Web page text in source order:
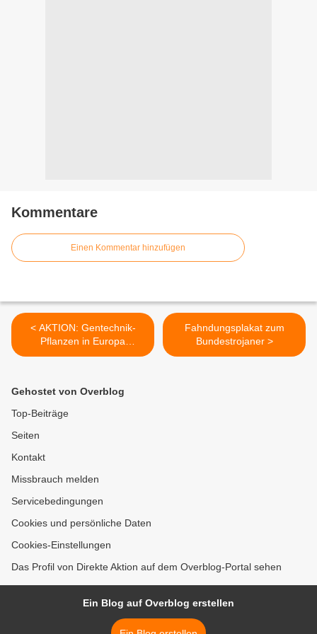
Kommentare
Einen Kommentar hinzufügen
< AKTION: Gentechnik-
Pflanzen in Europa
verhindern!
Fahndungsplakat zum
Bundestrojaner >
Gehostet von Overblog
Top-Beiträge
Seiten
Kontakt
Missbrauch melden
Servicebedingungen
Cookies und persönliche Daten
Cookies-Einstellungen
Das Profil von Direkte Aktion auf dem Overblog-Portal sehen
Ein Blog auf Overblog erstellen